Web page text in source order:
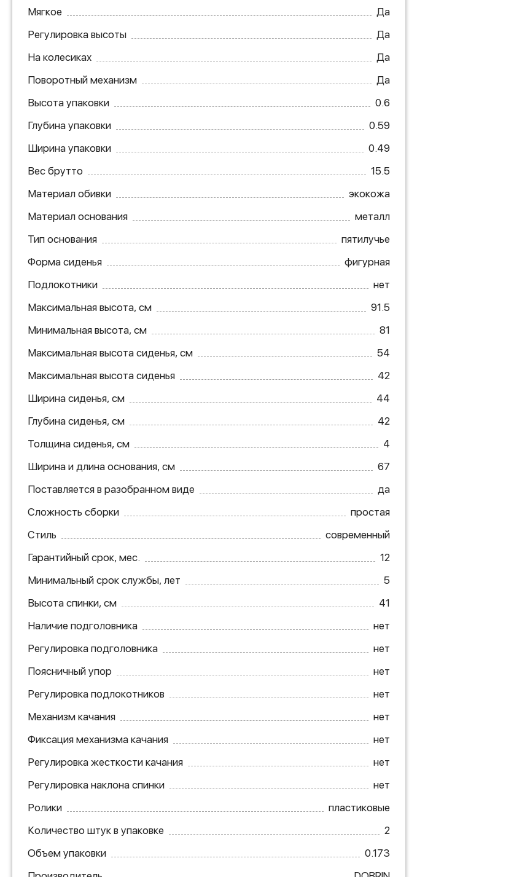
Мягкое
Да
Регулировка высоты
Да
На колесиках
Да
Поворотный механизм
Да
Высота упаковки
0.6
Глубина упаковки
0.59
Ширина упаковки
0.49
Вес брутто
15.5
Материал обивки
экокожа
Материал основания
металл
Тип основания
пятилучье
Форма сиденья
фигурная
Подлокотники
нет
Максимальная высота, см
91.5
Минимальная высота, см
81
Максимальная высота сиденья, см
54
Максимальная высота сиденья
42
Ширина сиденья, см
44
Глубина сиденья, см
42
Толщина сиденья, см
4
Ширина и длина основания, см
67
Поставляется в разобранном виде
да
Сложность сборки
простая
Стиль
современный
Гарантийный срок, мес.
12
Минимальный срок службы, лет
5
Высота спинки, см
41
Наличие подголовника
нет
Регулировка подголовника
нет
Поясничный упор
нет
Регулировка подлокотников
нет
Механизм качания
нет
Фиксация механизма качания
нет
Регулировка жесткости качания
нет
Регулировка наклона спинки
нет
Ролики
пластиковые
Количество штук в упаковке
2
Объем упаковки
0.173